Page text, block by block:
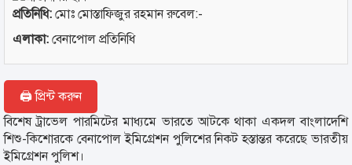
প্রতিনিধি: মোঃ মোস্তাফিজুর রহমান রুবেল:-
এলাকা: বেনাপোল প্রতিনিধি
🖨 প্রিন্ট করুন
বিশেষ ট্রাভেল পারমিটের মাধ্যমে ভারতে আটকে থাকা একদল বাংলাদেশি
শিশু-কিশোরকে বেনাপোল ইমিগ্রেশন পুলিশের নিকট হস্তান্তর করেছে ভারতীয়
ইমিগ্রেশন পুলিশ।